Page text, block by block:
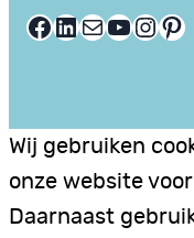
Facebook LinkedIn E-mail YouTube InstagramPinterest
Wij gebruiken
onze website
Daarnaast